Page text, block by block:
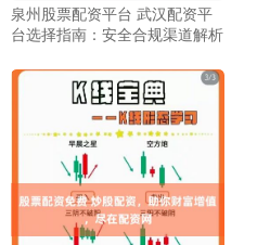
泉州股票配资平台 武汉配资平
台选择指南：安全合规渠道解析